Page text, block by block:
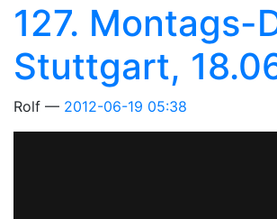
127. Montags-
Stuttgart,
Rolf 2012-06-19 05:38